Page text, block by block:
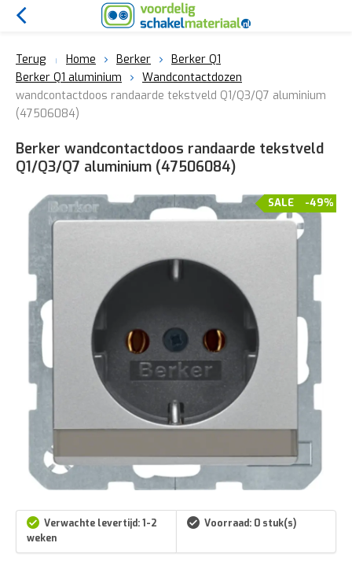
Terug Home Berker
Berker Q1
Berker Q1 aluminium
Wandcontactdozen
wandcontactdoos randaarde tekstveld Q1/Q3/Q7 aluminium
(47506084)
Berker wandcontactdoos randaarde tekstveld
Q1/Q3/Q7 aluminium (47506084)
-49%
SALE
Verwachte levertijd: 1-2
weken
Voorraad: 0 stuk(s)